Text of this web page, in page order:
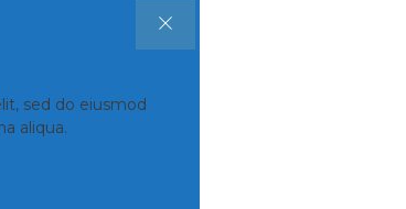
sed do eiusmod
aliqua.